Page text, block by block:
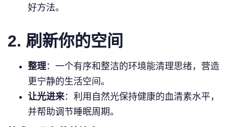
好方法。
2. 刷新你的空间
整理：一个有序和整洁的环境能清理思绪，营造
更宁静的生活空间。
让光进来：利用自然光保持健康的血清素水平，
并帮助调节睡眠周期。